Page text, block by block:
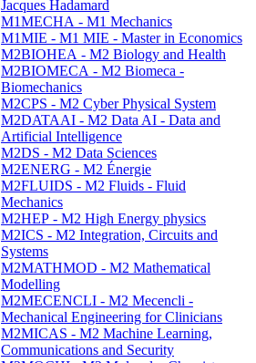
Jacques Hadamard
M1MECHA - M1 Mechanics
M1MIE - M1 MIE - Master in Economics
M2BIOHEA - M2 Biology and Health
M2BIOMECA - M2 Biomeca -
Biomechanics
M2CPS - M2 Cyber Physical System
M2DATAAI - M2 Data AI - Data and
Artificial Intelligence
M2DS - M2 Data Sciences
M2ENERG - M2 Énergie
M2FLUIDS - M2 Fluids - Fluid
Mechanics
M2HEP - M2 High Energy physics
M2ICS - M2 Integration, Circuits and
Systems
M2MATHMOD - M2 Mathematical
Modelling
M2MECENCLI - M2 Mecencli -
Mechanical Engineering for Clinicians
M2MICAS - M2 Machine Learning,
Communications and Security